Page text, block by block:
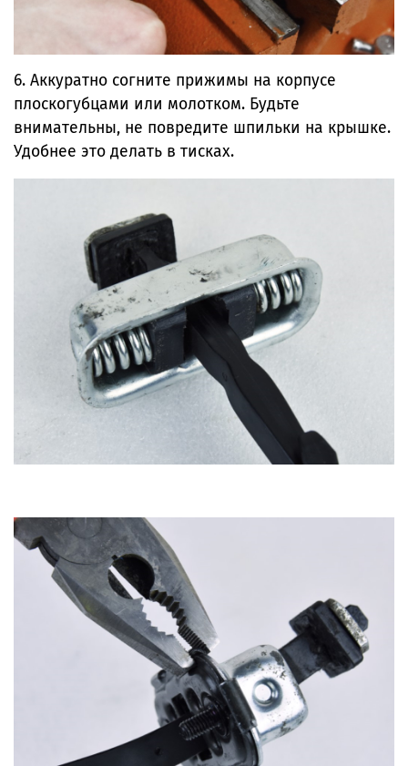
6. Аккуратно согните прижимы на корпусе
плоскогубцами или молотком. Будьте
внимательны, не повредите шпильки на крышке.
Удобнее это делать в тисках.